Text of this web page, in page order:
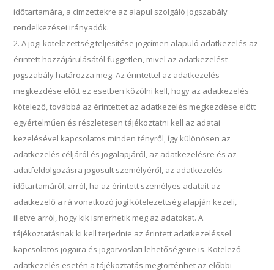
időtartamára, a címzettekre az alapul szolgáló jogszabály
rendelkezései irányadók.
A jogi kötelezettség teljesítése jogcímen alapuló adatkezelés az
érintett hozzájárulásától független, mivel az adatkezelést
jogszabály határozza meg. Az érintettel az adatkezelés
megkezdése előtt ez esetben közölni kell, hogy az adatkezelés
kötelező, továbbá az érintettet az adatkezelés megkezdése előtt
egyértelműen és részletesen tájékoztatni kell az adatai
kezelésével kapcsolatos minden tényről, így különösen az
adatkezelés céljáról és jogalapjáról, az adatkezelésre és az
adatfeldolgozásra jogosult személyéről, az adatkezelés
időtartamáról, arról, ha az érintett személyes adatait az
adatkezelő a rá vonatkozó jogi kötelezettség alapján kezeli,
illetve arról, hogy kik ismerhetik meg az adatokat. A
tájékoztatásnak ki kell terjednie az érintett adatkezeléssel
kapcsolatos jogaira és jogorvoslati lehetőségeire is. Kötelező
adatkezelés esetén a tájékoztatás megtörténhet az előbbi